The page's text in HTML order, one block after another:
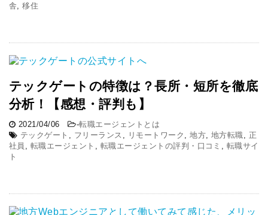
舎 ,移住
テックゲートの特徴は？長所・短所を徹底
分析！【感想・評判も】
2021/04/06 -転職エージェントとは
テックゲート
フリーランス リモートワーク ,地方 地方転職
正
社員
転職エージェント 転職エージェントの評判・口コミ
転職サイ
ト